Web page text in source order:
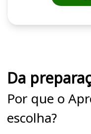
Da
Por que o
escolha?